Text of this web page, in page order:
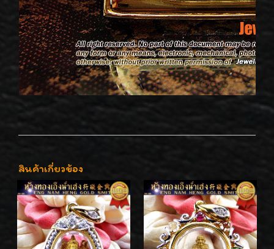
สินค้าเกี่ยวข้อง